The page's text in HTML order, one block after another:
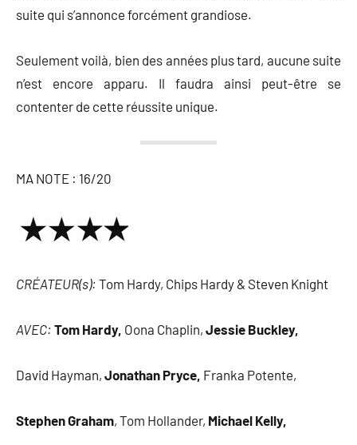
suite qui s’annonce forcément grandiose.
Seulement voilà, bien des années plus tard, aucune suite
n’est encore apparu. Il faudra ainsi peut-être se
contenter de cette réussite unique.
MA NOTE : 16/20
CRÉATEUR(s): Tom Hardy, Chips Hardy & Steven Knight
AVEC: Tom Hardy, Oona Chaplin, Jessie Buckley,
David Hayman, Jonathan Pryce, Franka Potente,
Stephen Graham, Tom Hollander, Michael Kelly,